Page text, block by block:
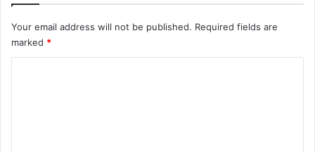
Your email address will not be published. Required fields are
marked *